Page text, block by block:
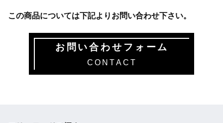
この商品については下記よりお問い合わせ下さい。
お問い合わせフォーム
CONTACT